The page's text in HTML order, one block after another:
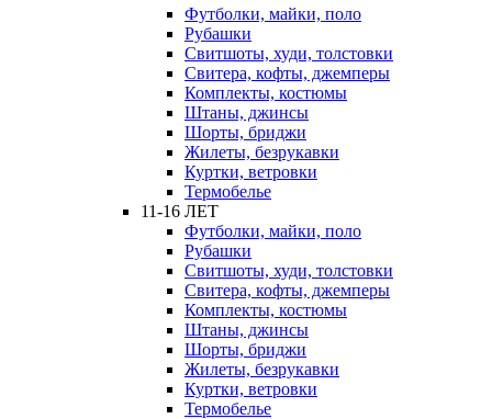
Футболки, майки, поло
Рубашки
Свитшоты, худи, толстовки
Свитера, кофты, джемперы
Комплекты, костюмы
Штаны, джинсы
Шорты, бриджи
Жилеты, безрукавки
Куртки, ветровки
Термобелье
11-16 ЛЕТ
Футболки, майки, поло
Рубашки
Свитшоты, худи, толстовки
Свитера, кофты, джемперы
Комплекты, костюмы
Штаны, джинсы
Шорты, бриджи
Жилеты, безрукавки
Куртки, ветровки
Термобелье